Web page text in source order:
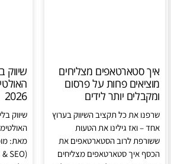
איך סטארטאפים מצליחים
מוציאים פחות על פרסום
ומקבלים יותר לידים
שרפנו את כל תקציב השיווק בערוץ
אחד – ואז גילינו את הטעות
ששורפת לרוב הסטארטאפים את
הכסף איך סטארטאפים מצליחים
שיווק
2026
שיווק
מאת: